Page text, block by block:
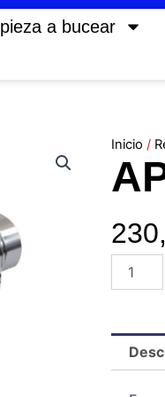
a bucear
Inicio /
DS4
DIN
cantidad